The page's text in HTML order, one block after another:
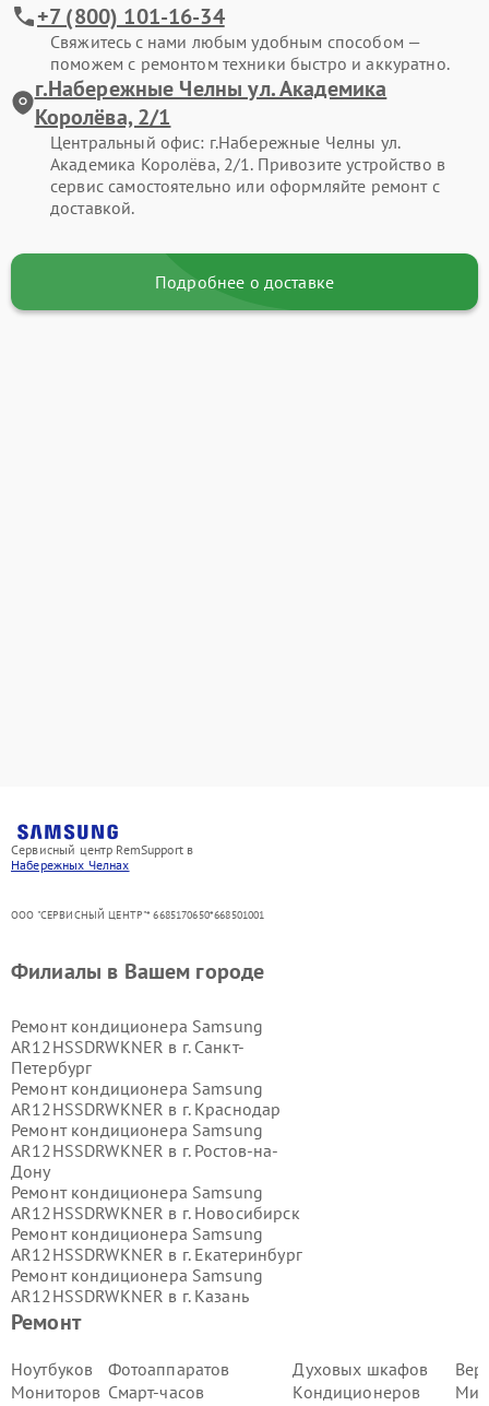
+7 (800) 101-16-34
Свяжитесь с нами любым удобным способом —
поможем с ремонтом техники быстро и аккуратно.
г.Набережные Челны ул. Академика
Королёва, 2/1
Центральный офис: г.Набережные Челны ул.
Академика Королёва, 2/1. Привозите устройство в
сервис самостоятельно или оформляйте ремонт с
доставкой.
Подробнее о доставке
Сервисный центр RemSupport в
Набережных Челнах
ООО "СЕРВИСНЫЙ ЦЕНТР"* 6685170650*668501001
Ремонт
Ноутбуков
Мониторов
Фотоаппаратов
Смарт-часов
Духовых шкафов
Кондиционеров
Филиалы в Вашем городе
Ремонт кондиционера Samsung
AR12HSSDRWKNER в г. Санкт-
Петербург
Ремонт кондиционера Samsung
AR12HSSDRWKNER в г. Краснодар
Ремонт кондиционера Samsung
AR12HSSDRWKNER в г. Ростов-на-
Дону
Ремонт кондиционера Samsung
AR12HSSDRWKNER в г. Новосибирск
Ремонт кондиционера Samsung
AR12HSSDRWKNER в г. Екатеринбург
Ремонт кондиционера Samsung
AR12HSSDRWKNER в г. Казань
Ремонт кондиционера Samsung
Ремонт кондиционера Samsung
AR12HSSDRWKNER в г.Волгоград
Ремонт кондиционера Samsung